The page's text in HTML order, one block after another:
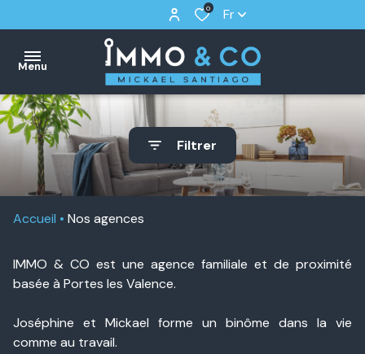
0 Fr
Menu
nos
biens
Acheter
Louer
estimer
apporteur
nos
alerte
Filtrer
Accueil Nos agences
IMMO & CO est une agence familiale et de proximité
basée à Portes les Valence.
Joséphine et Mickael forme un binôme dans la vie
comme au travail.